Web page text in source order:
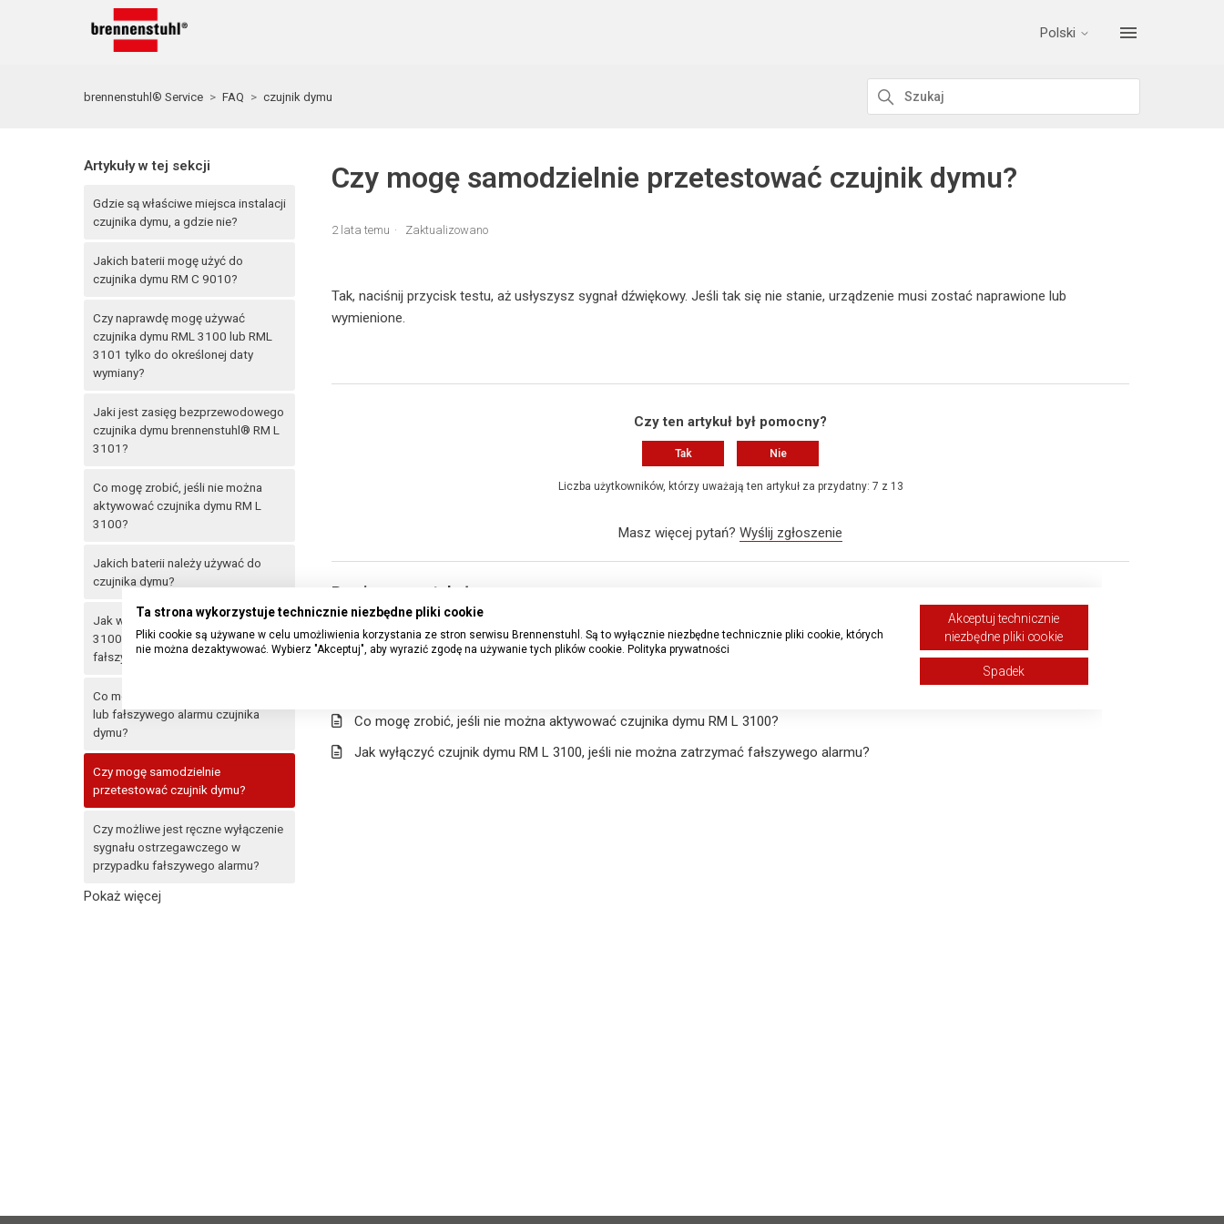
Polski
brennenstuhl® Service FAQ czujnik dymu
Artykuły w tej sekcji
Gdzie są właściwe miejsca instalacji
czujnika dymu, a gdzie nie?
Jakich baterii mogę użyć do
czujnika dymu RM C 9010?
Czy naprawdę mogę używać
czujnika dymu RML 3100 lub RML
3101 tylko do określonej daty
wymiany?
Jaki jest zasięg bezprzewodowego
czujnika dymu brennenstuhl® RM L
3101?
Co mogę zrobić, jeśli nie można
aktywować czujnika dymu RM L
3100?
Jakich baterii należy używać do
czujnika dymu?
Jak wyłączyć czujnik dymu RM L
3100, jeśli nie można zatrzymać
fałszywego alarmu?
Co mogę zrobić w przypadku awarii
lub fałszywego alarmu czujnika
dymu?
Czy mogę samodzielnie
przetestować czujnik dymu?
Czy możliwe jest ręczne wyłączenie
sygnału ostrzegawczego w
przypadku fałszywego alarmu?
Pokaż więcej
Czy mogę samodzielnie przetestować czujnik dymu?
2 lata temu Zaktualizowano
Tak, naciśnij przycisk testu, aż usłyszysz sygnał dźwiękowy. Jeśli tak się nie stanie, urządzenie musi zostać naprawione lub
wymienione.
Czy ten artykuł był pomocny?
Tak Nie
Liczba użytkowników, którzy uważają ten artykuł za przydatny: 7 z 13
Masz więcej pytań?Wyślij zgłoszenie
Powiązane artykuły
Czy możliwe jest ręczne wyłączenie sygnału ostrzegawczego w przypadku fałszywego alarmu?
Jak często należy sprawdzać lub konserwować czujnik dymu?
Co mogę zrobić, jeśli nie można aktywować czujnika dymu RM L 3100?
Jak wyłączyć czujnik dymu RM L 3100, jeśli nie można zatrzymać fałszywego alarmu?
Ta strona wykorzystuje technicznie niezbędne pliki cookie
Pliki cookie są używane w celu umożliwienia korzystania ze stron serwisu Brennenstuhl. Są to wyłącznie niezbędne technicznie pliki cookie, których
nie można dezaktywować. Wybierz "Akceptuj", aby wyrazić zgodę na używanie tych plików cookie. Polityka prywatności
Akceptuj technicznie
niezbędne pliki cookie
Spadek